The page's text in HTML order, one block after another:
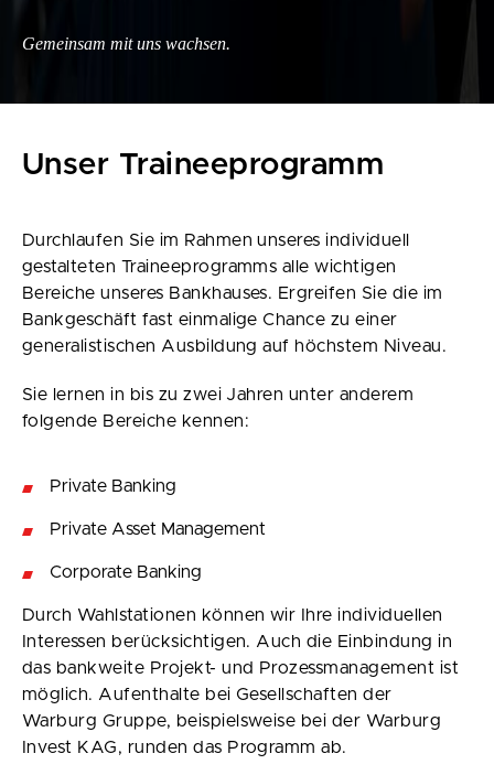
Gemeinsam mit uns wachsen.
Unser Traineeprogramm
Durchlaufen Sie im Rahmen unseres individuell
gestalteten Traineeprogramms alle wichtigen
Bereiche unseres Bankhauses. Ergreifen Sie die im
Bankgeschäft fast einmalige Chance zu einer
generalistischen Ausbildung auf höchstem Niveau.
Sie lernen in bis zu zwei Jahren unter anderem
folgende Bereiche kennen:
Private Banking
Private Asset Management
Corporate Banking
Durch Wahlstationen können wir Ihre individuellen
Interessen berücksichtigen. Auch die Einbindung in
das bankweite Projekt- und Prozessmanagement ist
möglich. Aufenthalte bei Gesellschaften der
Warburg Gruppe, beispielsweise bei der Warburg
Invest KAG, runden das Programm ab.